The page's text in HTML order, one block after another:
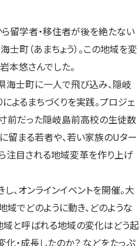
す） す） す）
留学者・移住者が後を絶たない
町（あまちょう）。この地域を変
本悠さんでした。
士町に一人で飛び込み、隠岐
よるまちづくりを実践。プロジェ
前だった隠岐島前高校の生徒数
留まる若者や、若い家族のUター
注目される地域変革を作り上げ
、オンラインイベントを開催。大
でどのように動き、どのような
と呼ばれる地域の変化はどう起
化・成長したのか？ などをたっぷ